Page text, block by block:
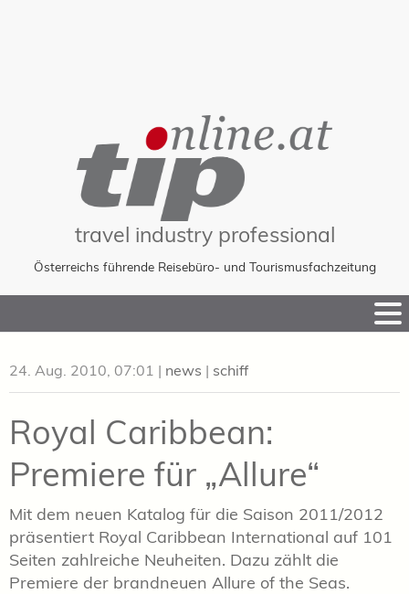
travel industry professional
Österreichs führende Reisebüro- und Tourismusfachzeitung
to
24. Aug. 2010, 07:01 | news | schiff
Royal Caribbean:
Premiere für „Allure“
Mit dem neuen Katalog für die Saison 2011/2012
präsentiert Royal Caribbean International auf 101
Seiten zahlreiche Neuheiten. Dazu zählt die
Premiere der brandneuen Allure of the Seas.